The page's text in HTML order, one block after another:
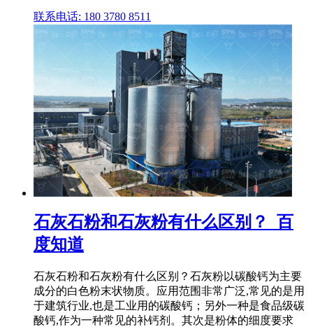
联系电话: 180 3780 8511
石灰石粉和石灰粉有什么区别？_百
度知道
石灰石粉和石灰粉有什么区别？石灰粉以碳酸钙为主要
成分的白色粉末状物质。应用范围非常广泛,常见的是用
于建筑行业,也是工业用的碳酸钙；另外一种是食品级碳
酸钙,作为一种常见的补钙剂。其次是粉体的细度要求